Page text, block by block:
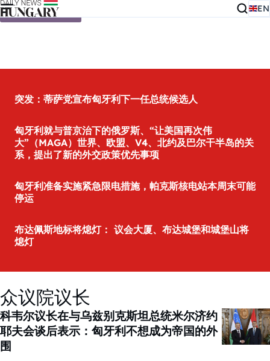
Skip to content EN
突发：蒂萨党宣布匈牙利下一任总统候选人
匈牙利就与普京治下的俄罗斯、“让美国再次伟
大”（MAGA）世界、欧盟、V4、北约及巴尔干半岛的关
系，提出了新的外交政策优先事项
匈牙利准备实施紧急限电措施，帕克斯核电站本周末可能
停运
布达佩斯地标将熄灯： 议会大厦、布达城堡和城堡山将
熄灯
众议院议长
科韦尔议长在与乌兹别克斯坦总统米尔济约
耶夫会谈后表示：匈牙利不想成为帝国的外
围